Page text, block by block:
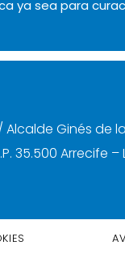
ya sea para
Alcalde Ginés de la
35.500 Arrecife